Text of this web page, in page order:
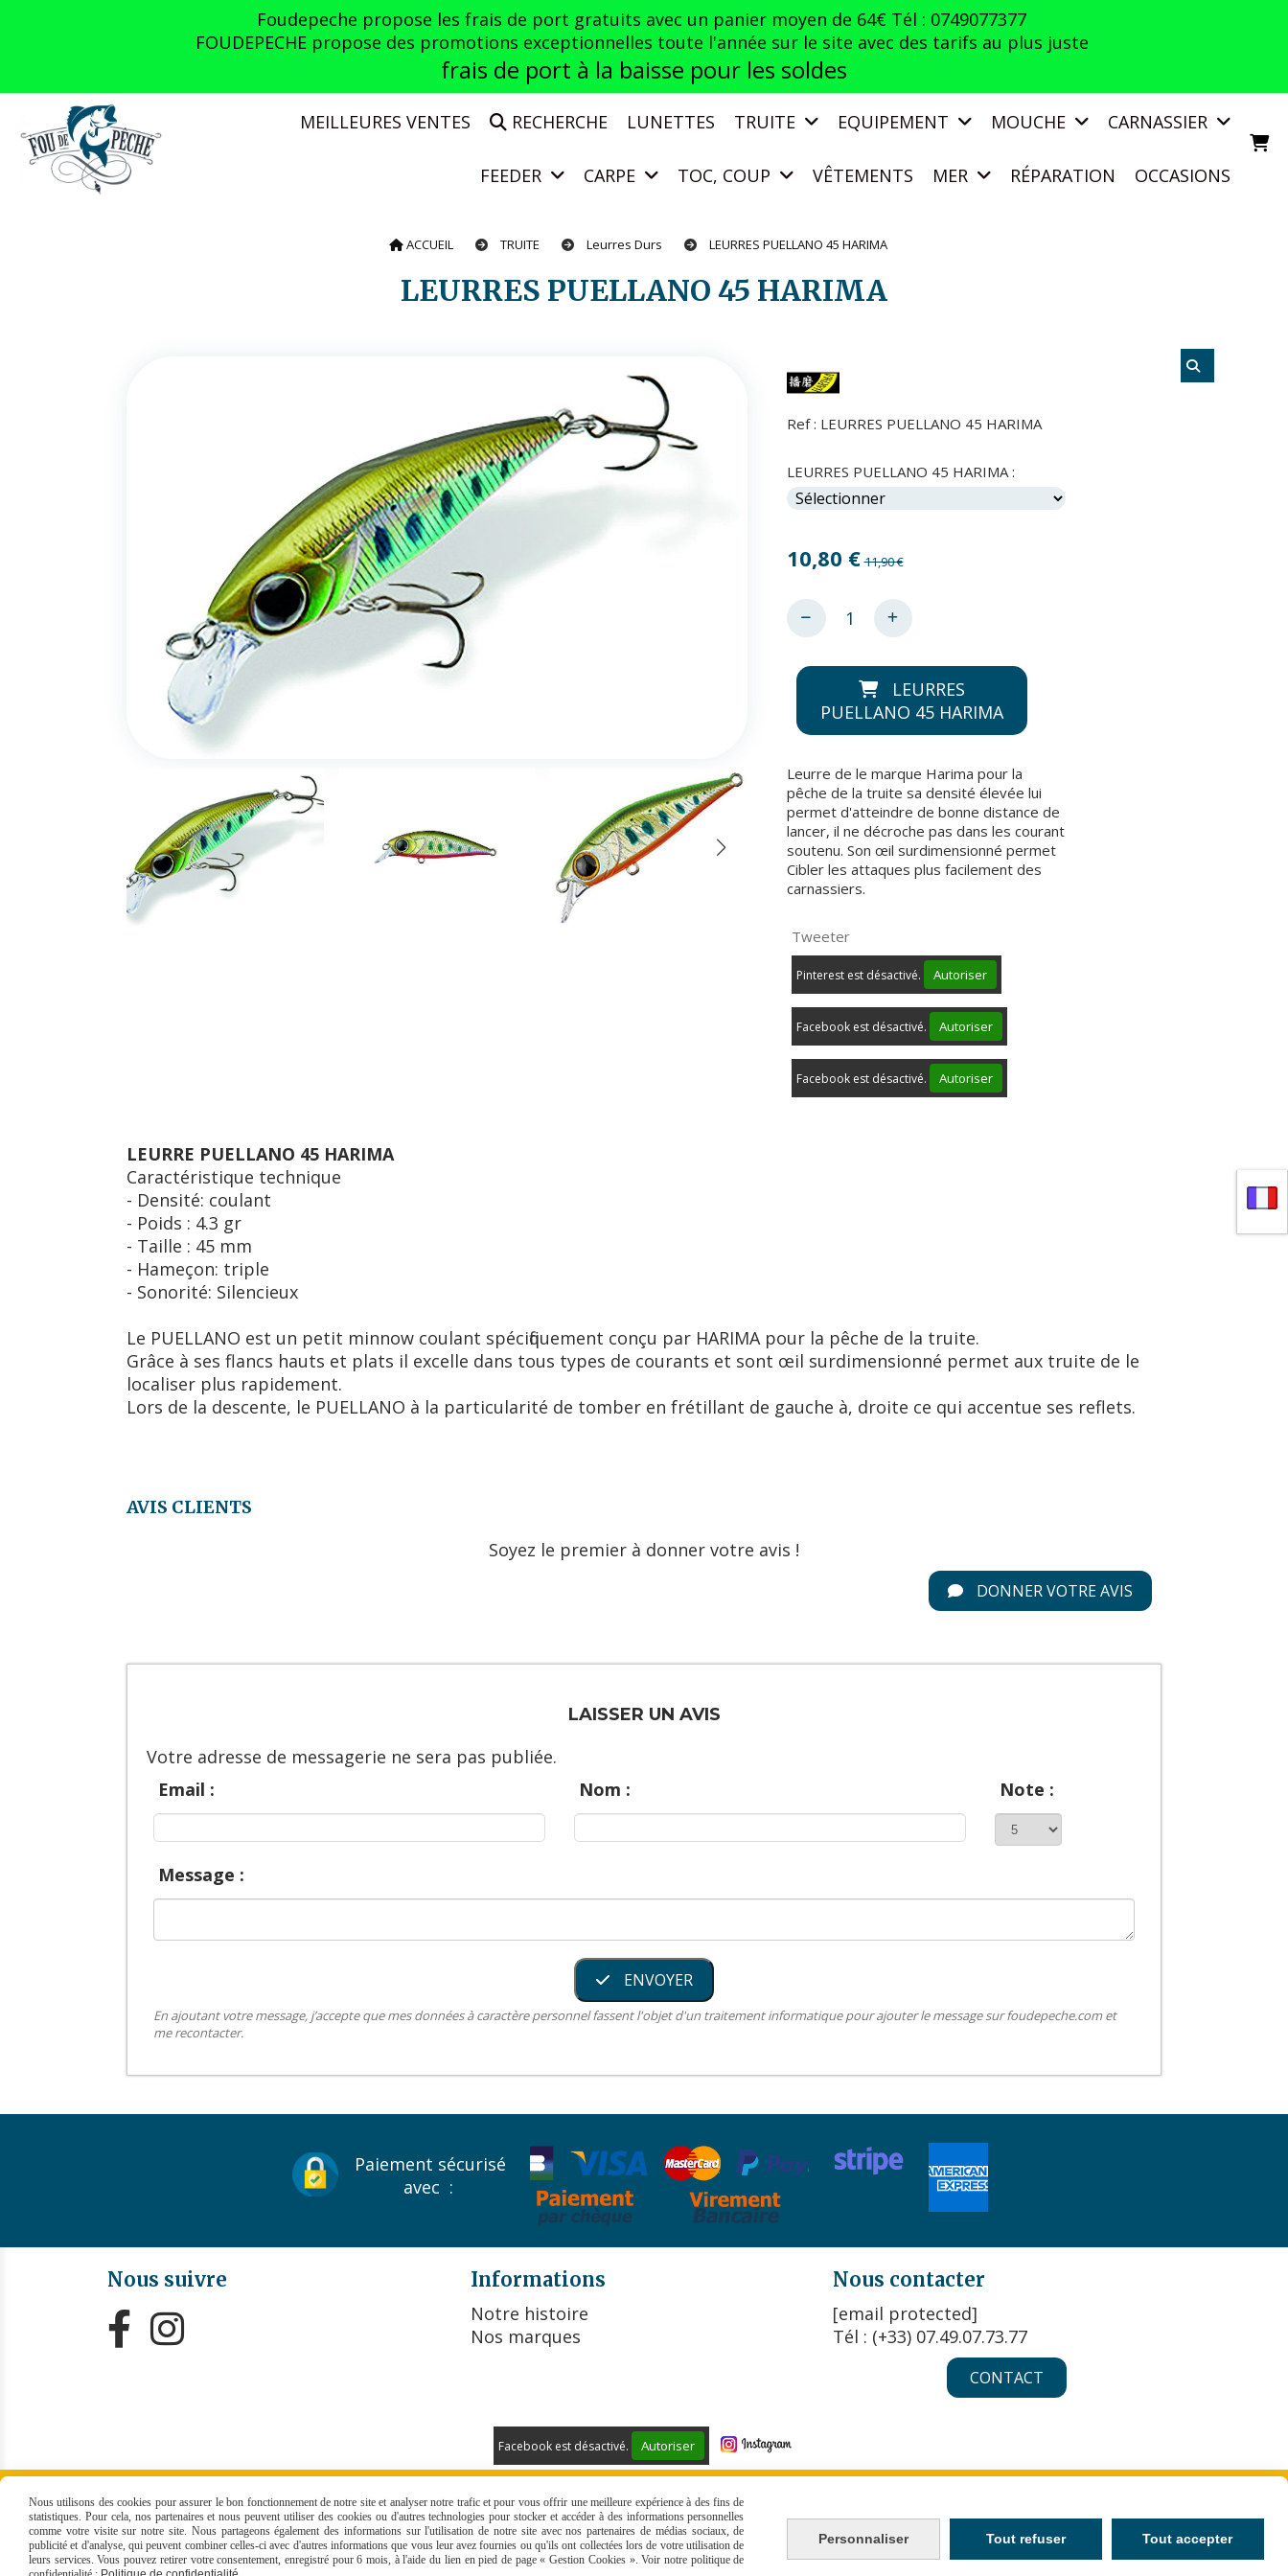
Foudepeche propose les frais de port gratuits avec un panier moyen de 64€ Tél : 0749077377
FOUDEPECHE propose des promotions exceptionnelles toute l'année sur le site avec des tarifs au plus juste
frais de port à la baisse pour les soldes
MEILLEURES VENTES RECHERCHE LUNETTES TRUITE EQUIPEMENT MOUCHE CARNASSIER
FEEDER CARPE TOC, COUP VÊTEMENTS MER RÉPARATION OCCASIONS
ACCUEIL TRUITE Leurres Durs LEURRES PUELLANO 45 HARIMA
LEURRES PUELLANO 45 HARIMA
Ref : LEURRES PUELLANO 45 HARIMA
LEURRES PUELLANO 45 HARIMA :
10,80 € 11,90 €
LEURRES
PUELLANO 45 HARIMA
Leurre de le marque Harima pour la
pêche de la truite sa densité élevée lui
permet d'atteindre de bonne distance de
lancer, il ne décroche pas dans les courant
soutenu. Son œil surdimensionné permet
Cibler les attaques plus facilement des
carnassiers.
Tweeter
Pinterest est désactivé. Autoriser
Facebook est désactivé. Autoriser
Facebook est désactivé. Autoriser
LEURRE PUELLANO 45 HARIMA
Caractéristique technique
- Densité: coulant
- Poids : 4.3 gr
- Taille : 45 mm
- Hameçon: triple
- Sonorité: Silencieux
Le PUELLANO est un petit minnow coulant spécifiquement conçu par HARIMA pour la pêche de la truite.
Grâce à ses flancs hauts et plats il excelle dans tous types de courants et sont œil surdimensionné permet aux truite de le
localiser plus rapidement.
Lors de la descente, le PUELLANO à la particularité de tomber en frétillant de gauche à, droite ce qui accentue ses reflets.
AVIS CLIENTS
Soyez le premier à donner votre avis !
DONNER VOTRE AVIS
LAISSER UN AVIS
Votre adresse de messagerie ne sera pas publiée.
Email :
Nom : Note :
Message :
ENVOYER
En ajoutant votre message, j’accepte que mes données à caractère personnel fassent l'objet d'un traitement informatique pour ajouter le message sur foudepeche.com et
me recontacter.
Paiement sécurisé
avec :
Nous suivre
 
Informations
Notre histoire
Nos marques
Nous contacter
[email protected]
Tél : (+33) 07.49.07.73.77
CONTACT
Facebook est désactivé. Autoriser
Nous utilisons des cookies pour assurer le bon fonctionnement de notre site et analyser notre trafic et pour vous offrir une meilleure expérience à des fins de
statistiques. Pour cela, nos partenaires et nous peuvent utiliser des cookies ou d'autres technologies pour stocker et accéder à des informations personnelles
comme votre visite sur notre site. Nous partageons également des informations sur l'utilisation de notre site avec nos partenaires de médias sociaux, de
publicité et d'analyse, qui peuvent combiner celles-ci avec d'autres informations que vous leur avez fournies ou qu'ils ont collectées lors de votre utilisation de
leurs services. Vous pouvez retirer votre consentement, enregistré pour 6 mois, à l'aide du lien en pied de page « Gestion Cookies ». Voir notre politique de
Personnaliser Tout refuser Tout accepter